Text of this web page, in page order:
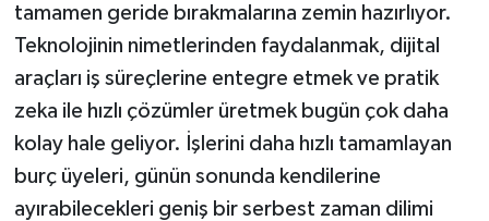
tamamen geride bırakmalarına zemin hazırlıyor.
Teknolojinin nimetlerinden faydalanmak, dijital
araçları iş süreçlerine entegre etmek ve pratik
zeka ile hızlı çözümler üretmek bugün çok daha
kolay hale geliyor. İşlerini daha hızlı tamamlayan
burç üyeleri, günün sonunda kendilerine
ayırabilecekleri geniş bir serbest zaman dilimi